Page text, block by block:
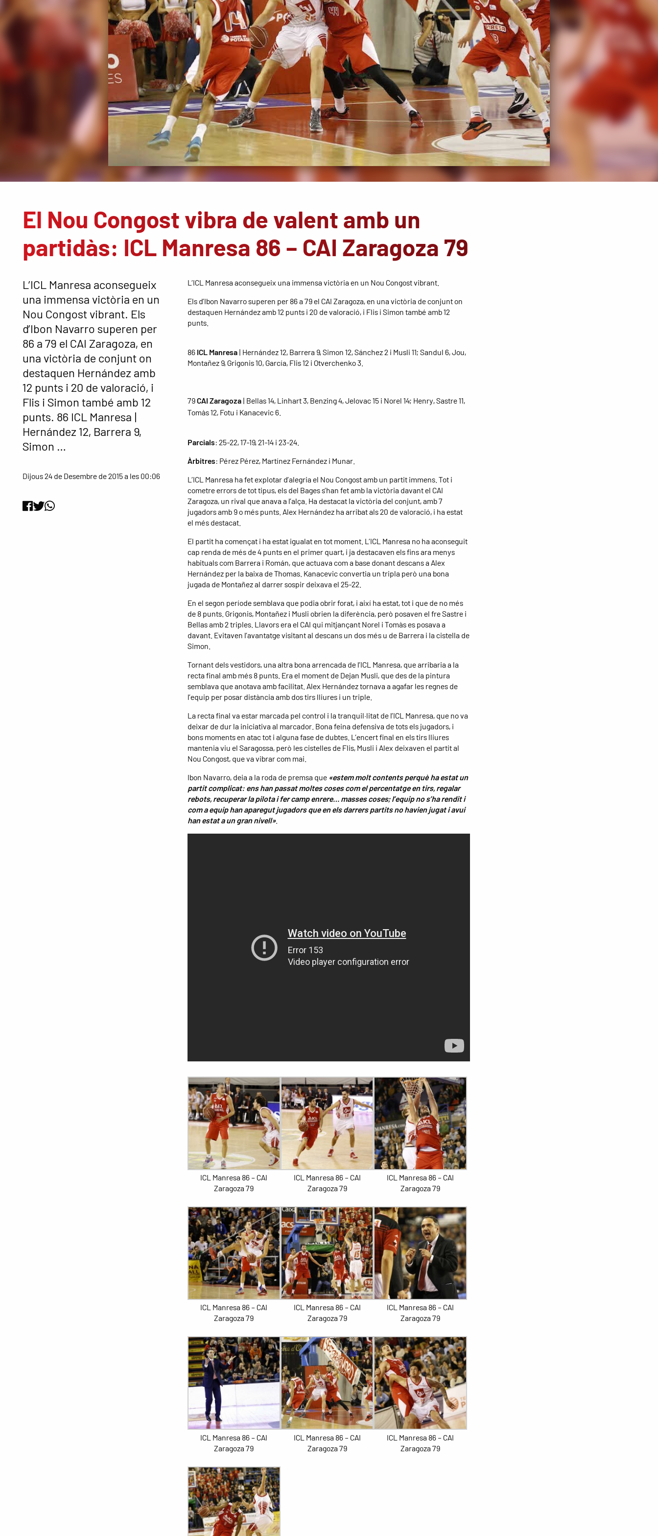
El Nou Congost vibra de valent amb un
partidàs: ICL Manresa 86 – CAI Zaragoza 79
L’ICL Manresa aconsegueix
una immensa victòria en un
Nou Congost vibrant. Els
d’Ibon Navarro superen per
86 a 79 el CAI Zaragoza, en
una victòria de conjunt on
destaquen Hernández amb
12 punts i 20 de valoració, i
Flis i Simon també amb 12
punts. 86 ICL Manresa |
Hernández 12, Barrera 9,
Simon …
Dijous 24 de Desembre de 2015 a les 00:06
L’ICL Manresa aconsegueix una immensa victòria en un Nou Congost vibrant.
Els d’Ibon Navarro superen per 86 a 79 el CAI Zaragoza, en una victòria de conjunt on
destaquen Hernández amb 12 punts i 20 de valoració, i Flis i Simon també amb 12
punts.
86ICL Manresa| Hernández 12, Barrera 9, Simon 12, Sánchez 2 i Musli 11; Sandul 6, Jou,
Montañez 9, Grigonis 10, García, Flis 12 i Otverchenko 3.
79CAI Zaragoza| Bellas 14, Linhart 3, Benzing 4, Jelovac 15 i Norel 14; Henry, Sastre 11,
Tomàs 12, Fotu i Kanacevic 6.
Parcials: 25-22, 17-19, 21-14 i 23-24.
Àrbitres: Pérez Pérez, Martínez Fernández i Munar.
L’ICL Manresa ha fet explotar d’alegria el Nou Congost amb un partit immens. Tot i
cometre errors de tot tipus, els del Bages s’han fet amb la victòria davant el CAI
Zaragoza, un rival que anava a l’alça. Ha destacat la victòria del conjunt, amb 7
jugadors amb 9 o més punts. Alex Hernández ha arribat als 20 de valoració, i ha estat
el més destacat.
El partit ha començat i ha estat igualat en tot moment. L’ICL Manresa no ha aconseguit
cap renda de més de 4 punts en el primer quart, i ja destacaven els fins ara menys
habituals com Barrera i Román, que actuava com a base donant descans a Alex
Hernández per la baixa de Thomas. Kanacevic convertia un tripla però una bona
jugada de Montañez al darrer sospir deixava el 25-22.
En el segon període semblava que podia obrir forat, i així ha estat, tot i que de no més
de 8 punts. Grigonis, Montañez i Musli obrien la diferència, però posaven el fre Sastre i
Bellas amb 2 triples. Llavors era el CAI qui mitjançant Norel i Tomàs es posava a
davant. Evitaven l’avantatge visitant al descans un dos més u de Barrera i la cistella de
Simon.
Tornant dels vestidors, una altra bona arrencada de l’ICL Manresa, que arribaria a la
recta final amb més 8 punts. Era el moment de Dejan Musli, que des de la pintura
semblava que anotava amb facilitat. Alex Hernández tornava a agafar les regnes de
l’equip per posar distància amb dos tirs lliures i un triple.
La recta final va estar marcada pel control i la tranquil·litat de l’ICL Manresa, que no va
deixar de dur la iniciativa al marcador. Bona feina defensiva de tots els jugadors, i
bons moments en atac tot i alguna fase de dubtes. L’encert final en els tirs lliures
mantenia viu el Saragossa, però les cistelles de Flis, Musli i Alex deixaven el partit al
Nou Congost, que va vibrar com mai.
Ibon Navarro, deia a la roda de premsa que «estem molt contents perquè ha estat un
partit complicat: ens han passat moltes coses com el percentatge en tirs, regalar
rebots, recuperar la pilota i fer camp enrere… masses coses; l’equip no s’ha rendit i
com a equip han aparegut jugadors que en els darrers partits no havien jugat i avui
han estat a un gran nivell».
ICL Manresa 86 – CAI
Zaragoza 79
ICL Manresa 86 – CAI
Zaragoza 79
ICL Manresa 86 – CAI
Zaragoza 79
ICL Manresa 86 – CAI
Zaragoza 79
ICL Manresa 86 – CAI
Zaragoza 79
ICL Manresa 86 – CAI
Zaragoza 79
ICL Manresa 86 – CAI
Zaragoza 79
ICL Manresa 86 – CAI
Zaragoza 79
ICL Manresa 86 – CAI
Zaragoza 79